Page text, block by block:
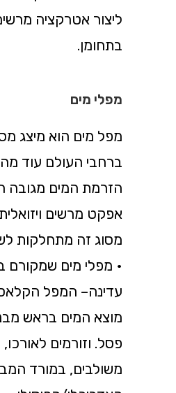
ליצור אטרקציה
בתחומן.
מפלי מים
מפל מים הוא מיצג
ברחבי העולם עוד
הזרמת המים מגובה
אפקט מרשים
מסוג זה מתחלקות
• מפלי מים שמקורם
עדינה– המפל
מוצא המים בראש
פסל. וזורמים
משולבים, במורד